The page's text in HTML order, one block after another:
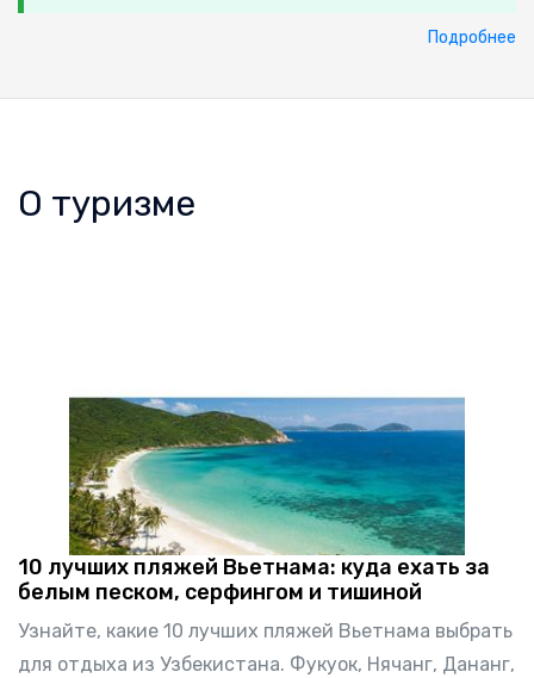
Подробнее
О туризме
10 лучших пляжей Вьетнама: куда ехать за
белым песком, серфингом и тишиной
Узнайте, какие 10 лучших пляжей Вьетнама выбрать
для отдыха из Узбекистана. Фукуок, Нячанг, Дананг,